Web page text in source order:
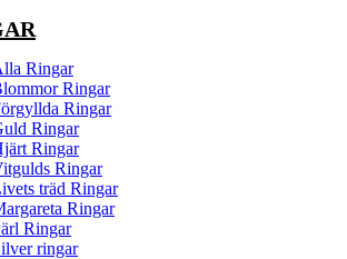
Ringar
Ringar
Ringar
Ringar
Ringar
Ringar
träd Ringar
Ringar
Ringar
ringar